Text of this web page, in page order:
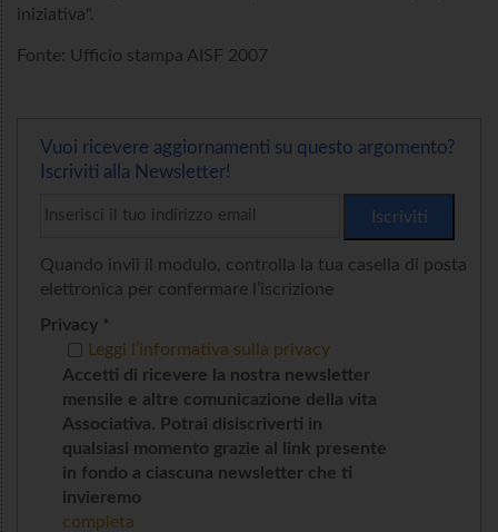
iniziativa".
Fonte: Ufficio stampa AISF 2007
Vuoi ricevere aggiornamenti su questo argomento?
Iscriviti alla Newsletter!
Quando invii il modulo, controlla la tua casella di posta
elettronica per confermare l’iscrizione
Privacy *
Accetti di ricevere la nostra newsletter
mensile e altre comunicazione della vita
Associativa. Potrai disiscriverti in
qualsiasi momento grazie al link presente
in fondo a ciascuna newsletter che ti
invieremo
Leggi l’informativa sulla privacy
completa